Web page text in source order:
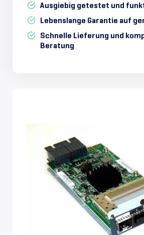
Ausgiebig getestet und
Lebenslange Garantie auf
Schnelle Lieferung und
Beratung